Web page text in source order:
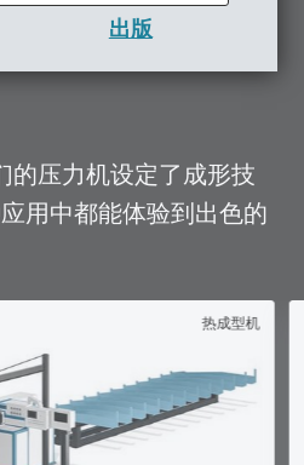
出版
的压力机设定了成形技
用中都能体验到出色的
热成型机